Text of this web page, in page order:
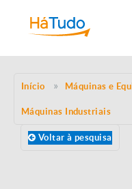
Início Máquinas e
Máquinas Industriais
Voltar à pesquisa